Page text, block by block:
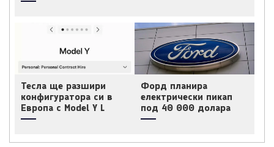
Тесла ще разшири
конфигуратора си в
Европа с Model Y L
Форд планира
електрически пикап
под 40 000 долара